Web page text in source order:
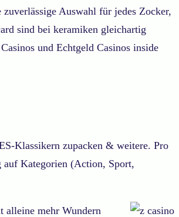
Auswahl für jedes Zocker,
sind bei keramiken gleichartig
und Echtgeld Casinos inside
Klassikern zupacken & weitere. Pro
auf Kategorien (Action, Sport,
alleine mehr Wundern